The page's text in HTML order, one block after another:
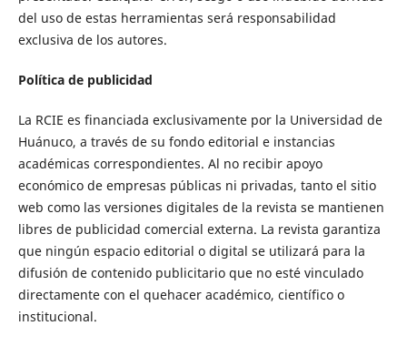
del uso de estas herramientas será responsabilidad
exclusiva de los autores.
Política de publicidad
La RCIE es financiada exclusivamente por la Universidad de
Huánuco, a través de su fondo editorial e instancias
académicas correspondientes. Al no recibir apoyo
económico de empresas públicas ni privadas, tanto el sitio
web como las versiones digitales de la revista se mantienen
libres de publicidad comercial externa. La revista garantiza
que ningún espacio editorial o digital se utilizará para la
difusión de contenido publicitario que no esté vinculado
directamente con el quehacer académico, científico o
institucional.